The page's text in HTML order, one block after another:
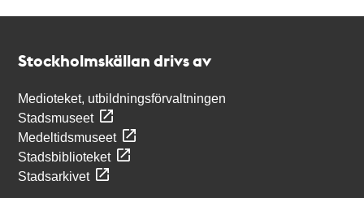
Stockholmskällan drivs av
Medioteket, utbildningsförvaltningen
Stadsmuseet
Medeltidsmuseet
Stadsbiblioteket
Stadsarkivet